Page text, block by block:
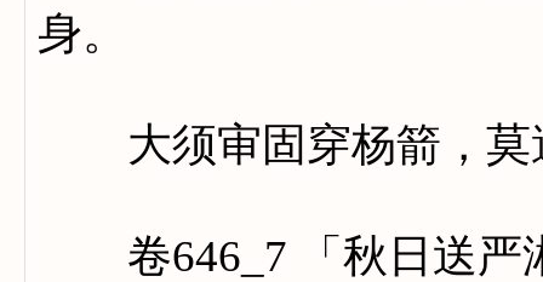
身。
大须审固穿杨箭，莫
卷646_7 「秋日送严